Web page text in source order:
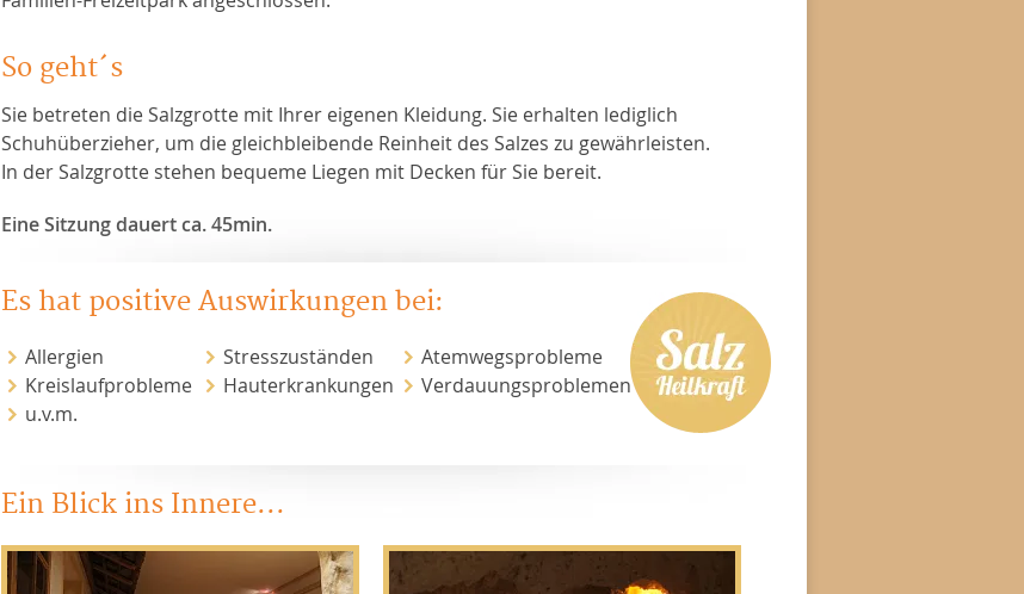
So geht´s
Sie betreten die Salzgrotte mit Ihrer eigenen Kleidung. Sie erhalten lediglich
Schuhüberzieher, um die gleichbleibende Reinheit des Salzes zu gewährleisten.
In der Salzgrotte stehen bequeme Liegen mit Decken für Sie bereit.
Eine Sitzung dauert ca. 45min.
Es hat positive Auswirkungen bei:
Allergien Stresszuständen
Atemwegsprobleme
Kreislaufprobleme
Hauterkrankungen
Verdauungsproblemen
u.v.m.
Ein Blick ins Innere...